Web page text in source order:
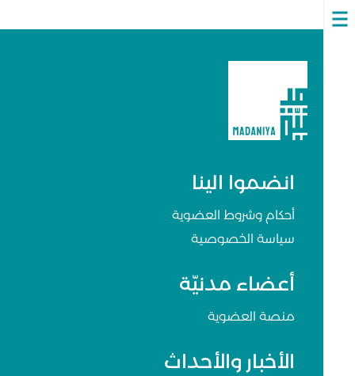
Open
انضموا الينا
أحكام وشروط العضوية
سياسة الخصوصية
أعضاء مدنيّة
منصة العضوية
الأخبار والأحداث